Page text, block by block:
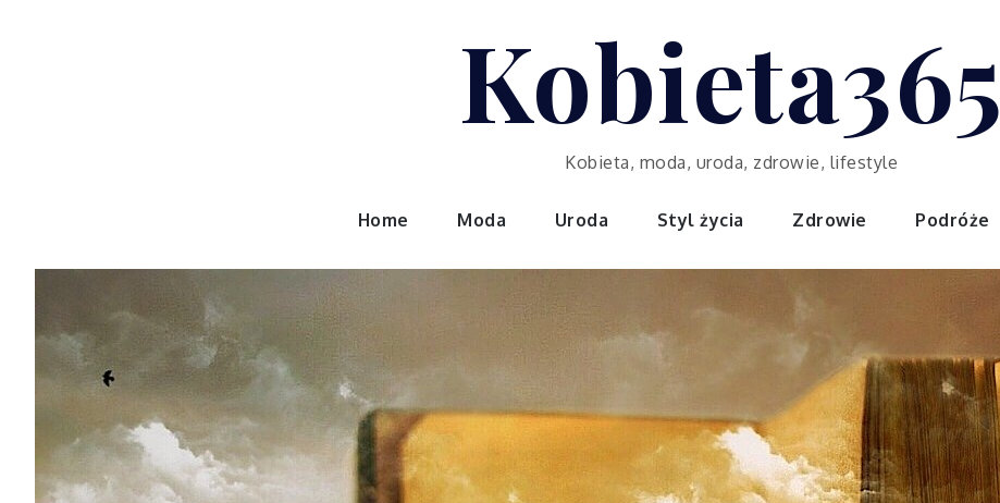
Kobieta365
Kobieta, moda, uroda, zdrowie, lifestyle
Home Moda Uroda Styl życia Zdrowie Podróże